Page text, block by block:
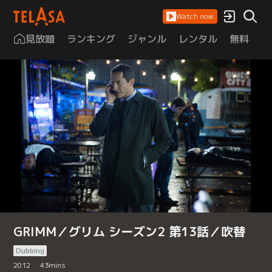
Watch now
見放題 ランキング ジャンル レンタル 無料
GRIMM／グリム シーズン2 第13話／吹替
Dubbing
2012
43mins